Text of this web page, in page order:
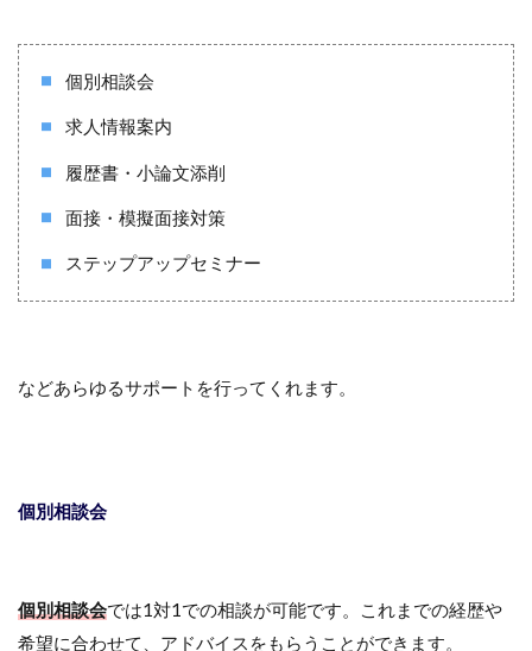
個別相談会
求人情報案内
履歴書・小論文添削
面接・模擬面接対策
ステップアップセミナー
などあらゆるサポートを行ってくれます。
個別相談会
個別相談会では1対1での相談が可能です。これまでの経歴や
希望に合わせて、アドバイスをもらうことができます。